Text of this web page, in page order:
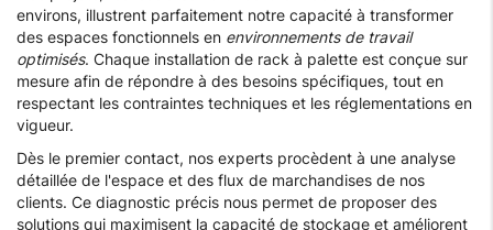
environs, illustrent parfaitement notre capacité à transformer
des espaces fonctionnels en environnements de travail
optimisés. Chaque installation de rack à palette est conçue sur
mesure afin de répondre à des besoins spécifiques, tout en
respectant les contraintes techniques et les réglementations en
vigueur.
Dès le premier contact, nos experts procèdent à une analyse
détaillée de l'espace et des flux de marchandises de nos
clients. Ce diagnostic précis nous permet de proposer des
solutions qui maximisent la capacité de stockage et améliorent